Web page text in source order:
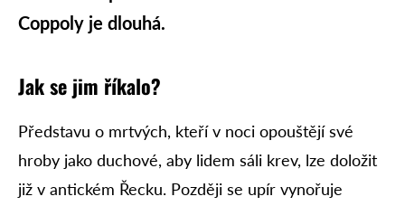
Coppoly je dlouhá.
Jak se jim říkalo?
Představu o mrtvých, kteří v noci opouštějí své
hroby jako duchové, aby lidem sáli krev, lze doložit
již v antickém Řecku. Později se upír vynořuje